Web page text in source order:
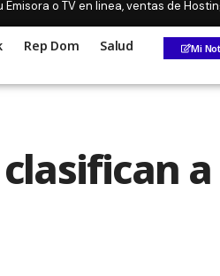
o TV en linea, ventas de
Rep Dom Salud Mi